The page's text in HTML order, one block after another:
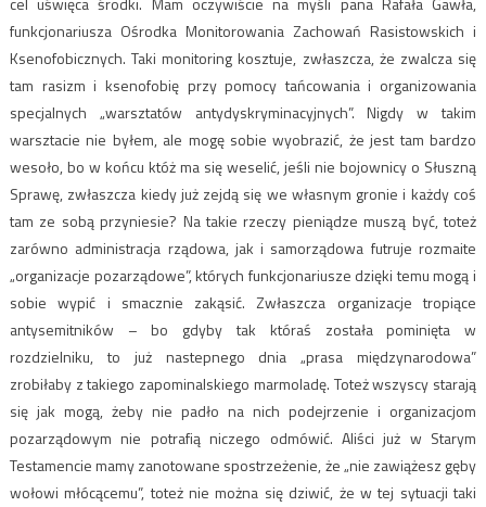
funkcjonariusza Ośrodka Monitorowania Zachowań Rasistowskich i
Ksenofobicznych. Taki monitoring kosztuje, zwłaszcza, że zwalcza się
tam rasizm i ksenofobię przy pomocy tańcowania i organizowania
specjalnych „warsztatów antydyskryminacyjnych”. Nigdy w takim
warsztacie nie byłem, ale mogę sobie wyobrazić, że jest tam bardzo
wesoło, bo w końcu któż ma się weselić, jeśli nie bojownicy o Słuszną
Sprawę, zwłaszcza kiedy już zejdą się we własnym gronie i każdy coś
tam ze sobą przyniesie? Na takie rzeczy pieniądze muszą być, toteż
zarówno administracja rządowa, jak i samorządowa futruje rozmaite
„organizacje pozarządowe”, których funkcjonariusze dzięki temu mogą i
sobie wypić i smacznie zakąsić. Zwłaszcza organizacje tropiące
antysemitników – bo gdyby tak któraś została pominięta w
rozdzielniku, to już nastepnego dnia „prasa międzynarodowa”
zrobiłaby z takiego zapominalskiego marmoladę. Toteż wszyscy starają
się jak mogą, żeby nie padło na nich podejrzenie i organizacjom
pozarządowym nie potrafią niczego odmówić. Aliści już w Starym
Testamencie mamy zanotowane spostrzeżenie, że „nie zawiążesz gęby
wołowi młócącemu”, toteż nie można się dziwić, że w tej sytuacji taki